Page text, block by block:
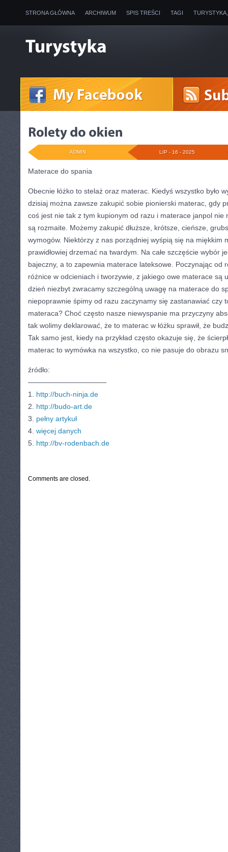
STRONA GŁÓWNA ARCHIWUM SPIS TREŚCI TAGI
LIP - 16 - 2025
ADMIN
Materace do spania
Obecnie łóżko to stelaż oraz materac. Kiedyś wszystko było
dzisiaj można zawsze zakupić sobie pionierski materac, gdy
coś jest nie tak z tym kupionym od razu i materace janpol nie
są rozmaite. Możemy zakupić dłuższe, krótsze, cieńsze,
wymogów. Niektórzy z nas porządniej wyśpią się na miękkim
prawidłowiej drzemać na twardym. Na całe szczęście wybór
bajeczny, a to zapewnia materace lateksowe. Poczynając od
różnice w odcieniach i tworzywie, z jakiego owe materace są
dzień niezbyt zwracamy szczególną uwagę na materace do
niepoprawnie śpimy od razu zaczynamy się zastanawiać czy
materaca? Choć często nasze niewyspanie ma przyczyny
tak wolimy deklarować, że to materac w łóżku sprawił, że
Tak samo jest, kiedy na przykład często okazuje się, że
materac to wymówka na wszystko, co nie pasuje do obrazu
źródło:
———————————
1. http://buch-ninja.de
2. http://budo-art.de
3. pełny artykuł
4. więcej danych
5. http://bv-rodenbach.de
Comments are closed.